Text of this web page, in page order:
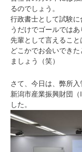
るのでしょう。
行政書士として試験
うだけでゴールではあ
先輩として言えること
どこかでお会いでき
ましょう（笑）
さて、今日は、弊所
新潟市産業振興財団
した。